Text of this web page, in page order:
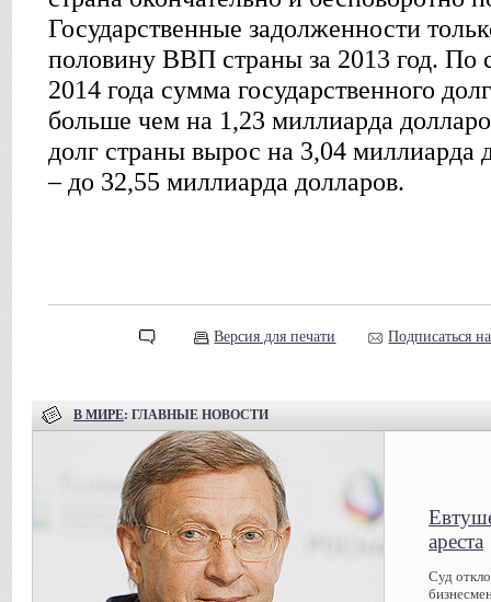
Государственные задолженности
половину ВВП страны за 2013 год. По
2014 года сумма государственного
больше чем на 1,23 миллиарда
долг страны вырос на 3,04 миллиарда
– до 32,55 миллиарда долларов.
Версия для печати Подписаться
В МИРЕ: ГЛАВНЫЕ НОВОСТИ
ареста
Суд